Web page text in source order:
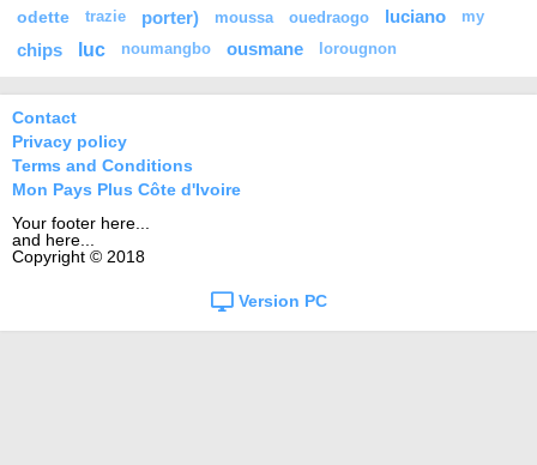
odette trazie porter) moussa ouedraogo luciano my
chips luc noumangbo ousmane lorougnon
Contact
Privacy policy
Terms and Conditions
Mon Pays Plus Côte d'Ivoire
Your footer here...
and here...
Copyright © 2018
Version PC